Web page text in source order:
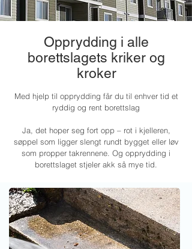
Opprydding i alle
borettslagets kriker og
kroker
Med hjelp til opprydding får du til enhver tid et
ryddig og rent borettslag
Ja, det hoper seg fort opp – rot i kjelleren,
søppel som ligger slengt rundt bygget eller løv
som propper takrennene. Og opprydding i
borettslaget stjeler akk så mye tid.